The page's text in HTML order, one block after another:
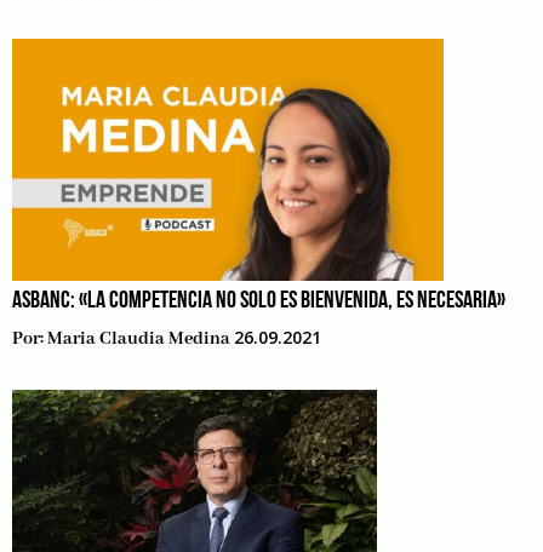
ASBANC: «LA COMPETENCIA NO SOLO ES BIENVENIDA, ES NECESARIA»
Por:Maria Claudia Medina 26.09.2021